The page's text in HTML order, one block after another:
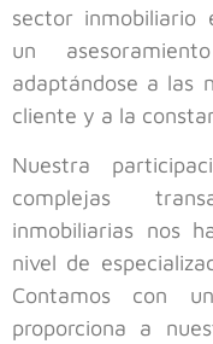
sector inmobiliario
un
adaptándose a las
cliente y a la
Nuestra
complejas
inmobiliarias nos
nivel de
Contamos con
proporciona a